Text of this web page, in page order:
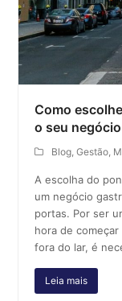
Como
o seu negócio
Blog ,Gestão
A escolha do
um negócio
portas. Por ser
hora de
fora do lar, é
Leia mais